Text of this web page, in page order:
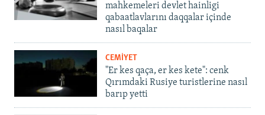
mahkemeleri devlet hainligi
qabaatlavlarını daqqalar içinde
nasıl baqalar
CEMİYET
"Er kes qaça, er kes kete": cenk
Qırımdaki Rusiye turistlerine nasıl
barıp yetti